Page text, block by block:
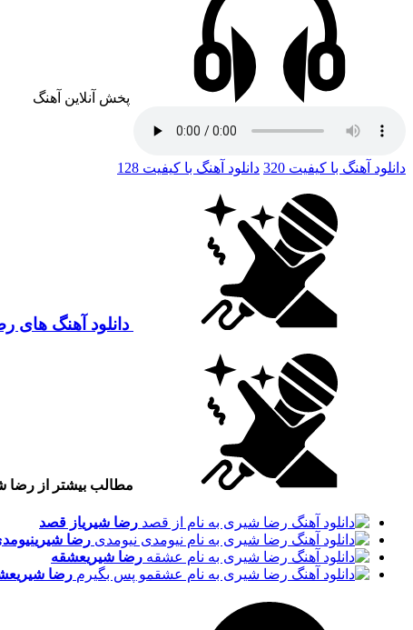
پخش آنلاین آهنگ
دانلود آهنگ با کیفیت 320 دانلود آهنگ با کیفیت 128
دانلود آهنگ های
مطالب بیشتر از رضا
رضا شیریاز قصد
رضا شیری
رضا شیریعشقه
رضا شیری